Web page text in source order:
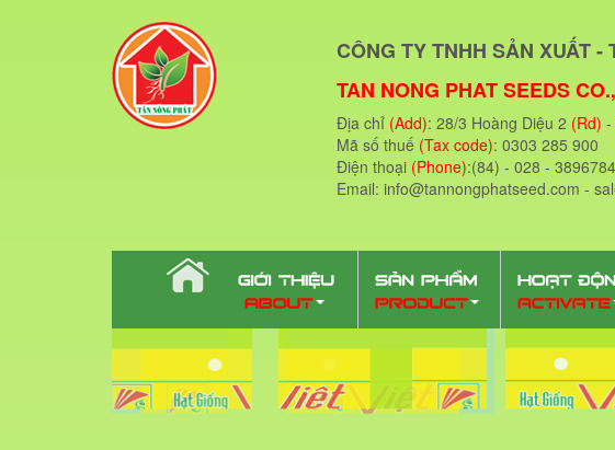
CÔNG TY TNHH SẢN XUẤT
TAN NONG PHAT SEEDS
Địa chỉ (Add): 28/3 Hoàng Diệu 2 (Rd) -
Mã số thuế (Tax code): 0303 285 900
Điện thoại (Phone):(84) - 028 -
Email: info@tannongphatseed.com -